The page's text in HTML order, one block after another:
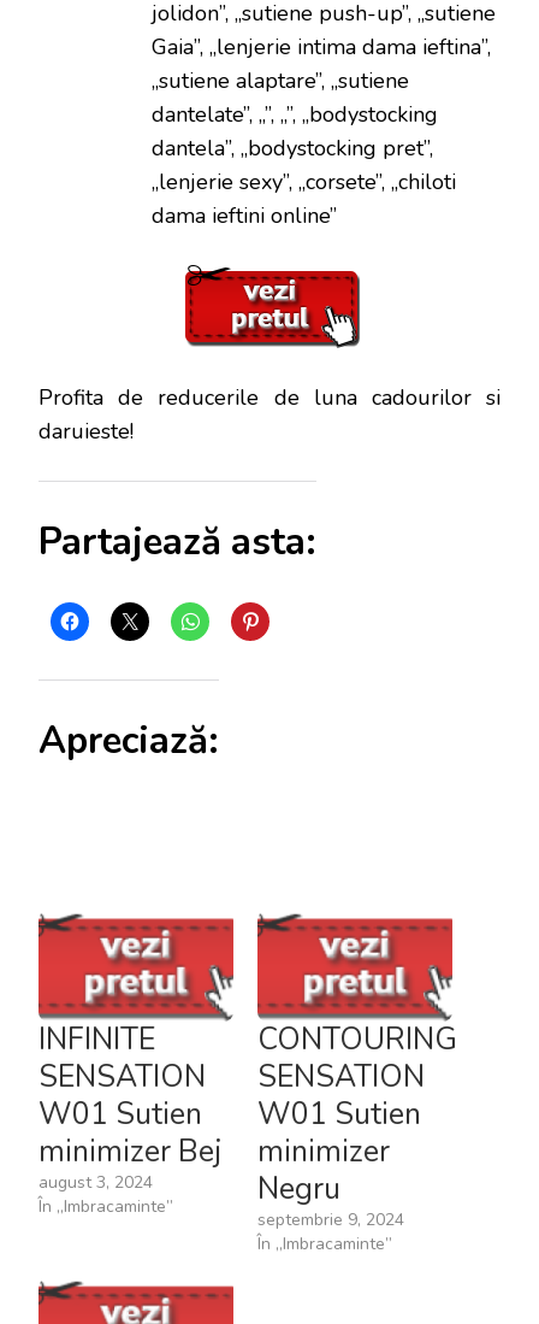
jolidon”, „sutiene push-up”, „sutiene
Gaia”, „lenjerie intima dama ieftina”,
„sutiene alaptare”, „sutiene
dantelate”, „”, „”, „bodystocking
dantela”, „bodystocking pret”,
„lenjerie sexy”, „corsete”, „chiloti
dama ieftini online”
Profita de reducerile de luna cadourilor si
daruieste!
Partajează asta:
Apreciază:
INFINITE
SENSATION
W01 Sutien
minimizer Bej
august 3, 2024
În „Imbracaminte”
CONTOURING
SENSATION
W01 Sutien
minimizer
Negru
septembrie 9, 2024
În „Imbracaminte”